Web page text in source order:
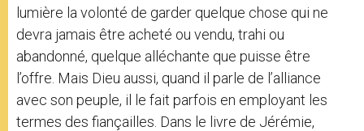
lumière la volonté de garder quelque chose qui ne
devra jamais être acheté ou vendu, trahi ou
abandonné, quelque alléchante que puisse être
l’offre. Mais Dieu aussi, quand il parle de l’alliance
avec son peuple, il le fait parfois en employant les
termes des fiançailles. Dans le livre de Jérémie,